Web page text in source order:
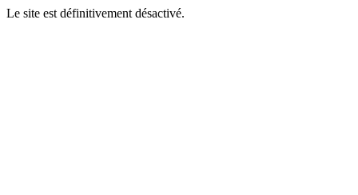
Le site est définitivement désactivé.